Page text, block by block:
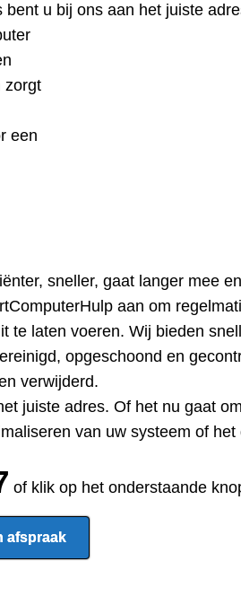
bent u bij ons aan het juiste
zorgt
een
sneller, gaat langer mee
aan om
te laten voeren. Wij bieden
opgeschoond en
verwijderd.
juiste adres. Of het nu gaat
van uw systeem of het
of klik op het onderstaande
afspraak